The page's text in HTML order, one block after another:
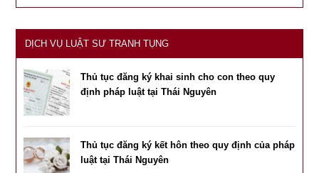
DỊCH VỤ LUẬT SƯ TRANH TỤNG
Thủ tục đăng ký khai sinh cho con theo quy
định pháp luật tại Thái Nguyên
Thủ tục đăng ký kết hôn theo quy định của pháp
luật tại Thái Nguyên